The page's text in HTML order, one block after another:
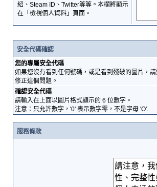
紹、Steam ID、Twitter等等。本欄將顯示
在「檢視個人資料」頁面。
安全代碼確認
您的專屬安全代碼
如果您沒有看到任何號碼，或是看到殘破的圖片，
修正這個問題。
確認安全代碼
請輸入在上面以圖片格式顯示的 6 位數字。
注意：只允許數字，'0' 表示數字零，不是字母 'O'.
服務條款